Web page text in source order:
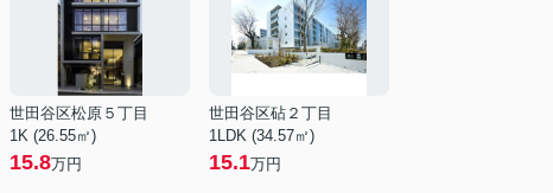
世田谷区松原５丁目
1K (26.55㎡)
15.8万円
世田谷区砧２丁目
1LDK (34.57㎡)
15.1万円